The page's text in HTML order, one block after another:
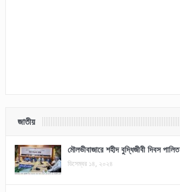
জাতীয়
মৌলভীবাজারে শহীদ বুদ্ধিজীবী দিবস পালিত
ডিসেম্বর ১৪, ২০২৪